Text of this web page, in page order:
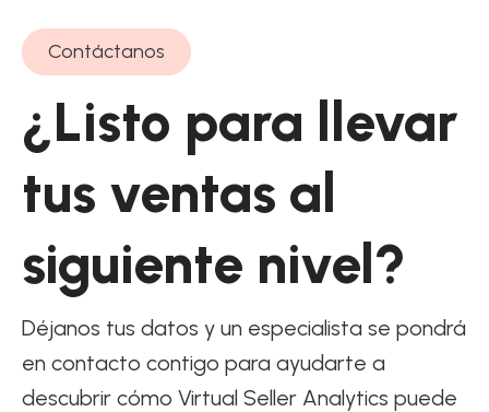
Contáctanos
¿Listo para llevar
tus ventas al
siguiente nivel?
Déjanos tus datos y un especialista se pondrá
en contacto contigo para ayudarte a
descubrir cómo Virtual Seller Analytics puede